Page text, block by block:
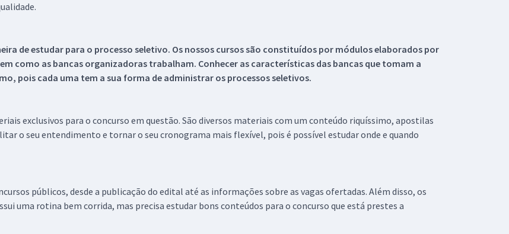
de estudar para o processo seletivo. Os nossos cursos são constituídos por módulos elaborados por
como as bancas organizadoras trabalham. Conhecer as características das bancas que tomam a
pois cada uma tem a sua forma de administrar os processos seletivos.
exclusivos para o concurso em questão. São diversos materiais com um conteúdo riquíssimo, apostilas
o seu entendimento e tornar o seu cronograma mais flexível, pois é possível estudar onde e quando
públicos, desde a publicação do edital até as informações sobre as vagas ofertadas. Além disso, os
uma rotina bem corrida, mas precisa estudar bons conteúdos para o concurso que está prestes a